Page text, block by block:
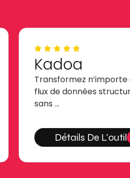
Kadoa
Transformez
flux de données
sans …
Détails De L'outil